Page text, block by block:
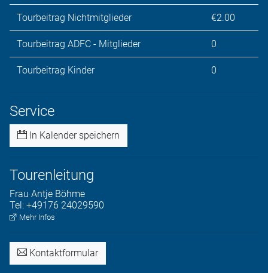
Tourbeitrag Nichtmitglieder €2.00
Tourbeitrag ADFC - Mitglieder 0
Tourbeitrag Kinder 0
Service
In Kalender speichern
Tourenleitung
Frau Antje Böhme
Tel: +49176 24029590
Mehr Infos
Kontaktformular